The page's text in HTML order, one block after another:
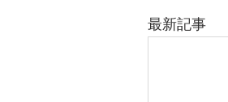
最新記事